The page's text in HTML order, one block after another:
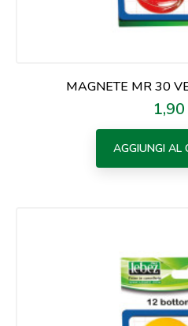
MAGNETE MR 30
AGGIUNGI AL